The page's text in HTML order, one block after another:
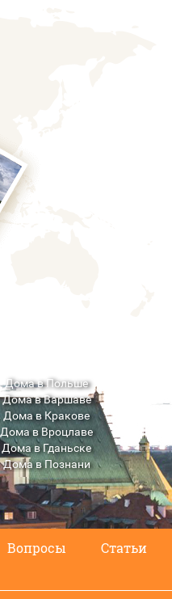
Дома в Польше
Дома в Варшаве
Дома в Кракове
Дома в Вроцлаве
Дома в Гданьске
Дома в Познани
Дома в Люблине
Вопросы
Статьи